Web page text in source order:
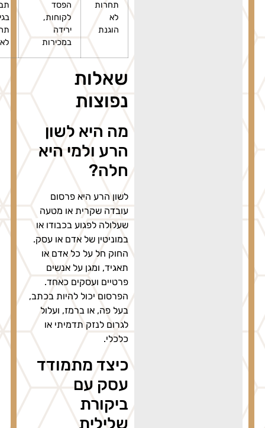
הפסד
ירידה
תביעה
תחרות
לא הוגנת
שאלות
נפוצות
מה היא לשון
הרע ולמי היא
חלה?
לשון הרע היא פרסום
עובדה שקרית או מטעה
שעלולה לפגוע בכבודו או
במוניטין של אדם או עסק.
החוק חל על כל אדם או
תאגיד, ומגן על אנשים
פרטיים ועסקים כאחד.
הפרסום יכול להיות בכתב,
בעל פה, או ברמז, ועלול
לגרום לנזק תדמיתי או
כיצד מתמודד
עסק עם
ביקורת
שלילית